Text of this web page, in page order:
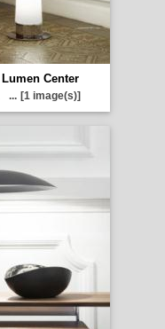
Lumen Center
... [1 image(s)]